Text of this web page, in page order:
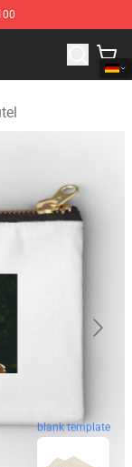
Store
blank template